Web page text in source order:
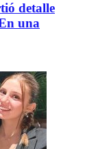
detalle
una